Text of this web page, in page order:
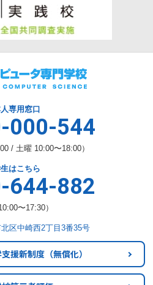
専用窓口
000-544
/ 土曜 10:00〜18:00）
はこちら
644-882
〜17:30）
区中崎西2丁目3番35号
援新制度 （無償化）